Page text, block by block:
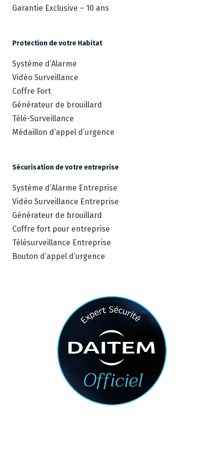
Garantie Exclusive – 10 ans
Protection de votre Habitat
Système d’Alarme
Vidéo Surveillance
Coffre Fort
Générateur de brouillard
Télé-Surveillance
Médaillon d’appel d’urgence
Sécurisation de votre entreprise
Système d’Alarme Entreprise
Vidéo Surveillance Entreprise
Générateur de brouillard
Coffre fort pour entreprise
Télésurveillance Entreprise
Bouton d’appel d’urgence